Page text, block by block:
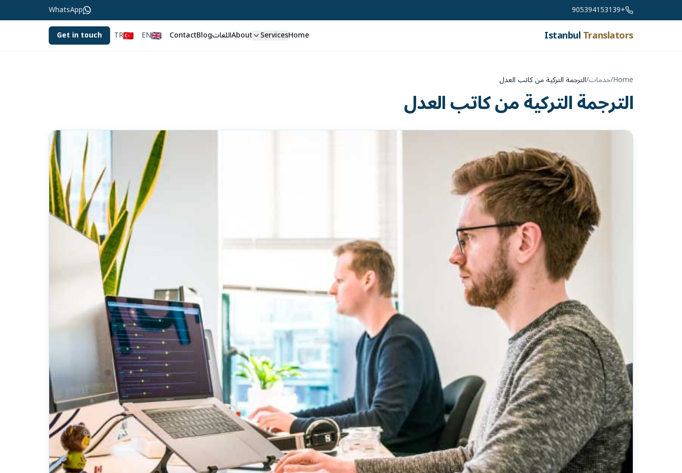
Skip to content
+905394153139
WhatsApp
IstanbulTranslators
Home
Services
AboutاللغاتBlog
Contact
EN
TR
Get in touch
Home
/خدمات/الترجمة التركية من كاتب العدل
الترجمة التركية من كاتب العدل